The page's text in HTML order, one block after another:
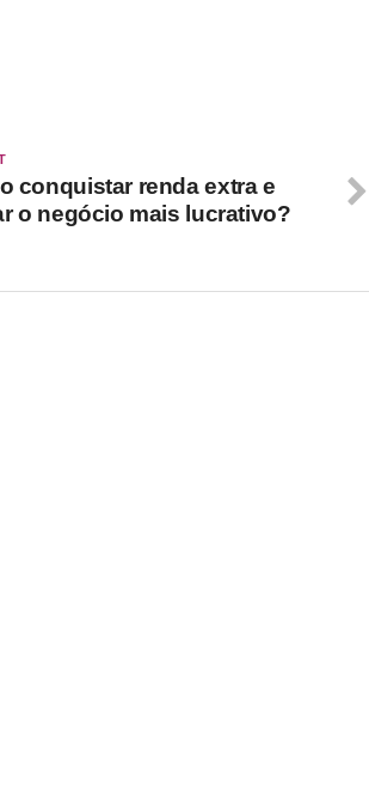
conquistar renda extra e
o negócio mais lucrativo?